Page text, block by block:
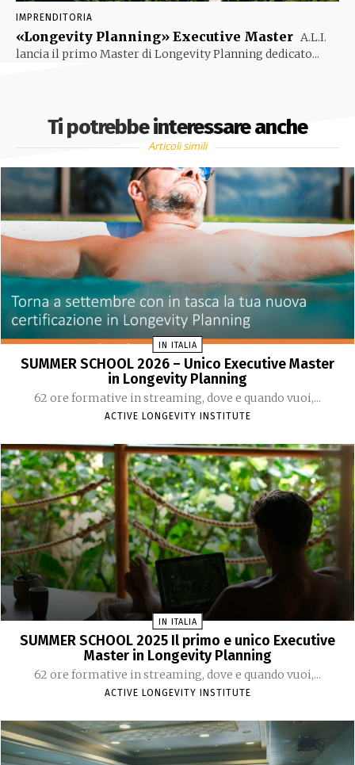
IMPRENDITORIA
«Longevity Planning» Executive Master A.L.I.
lancia il primo Master di Longevity Planning dedicato...
Ti potrebbe interessare anche
Articoli simili
IN ITALIA
SUMMER SCHOOL 2026 – Unico Executive Master
in Longevity Planning
62 ore formative in streaming, dove e quando vuoi,...
ACTIVE LONGEVITY INSTITUTE
IN ITALIA
SUMMER SCHOOL 2025 Il primo e unico Executive
Master in Longevity Planning
62 ore formative in streaming, dove e quando vuoi,...
ACTIVE LONGEVITY INSTITUTE